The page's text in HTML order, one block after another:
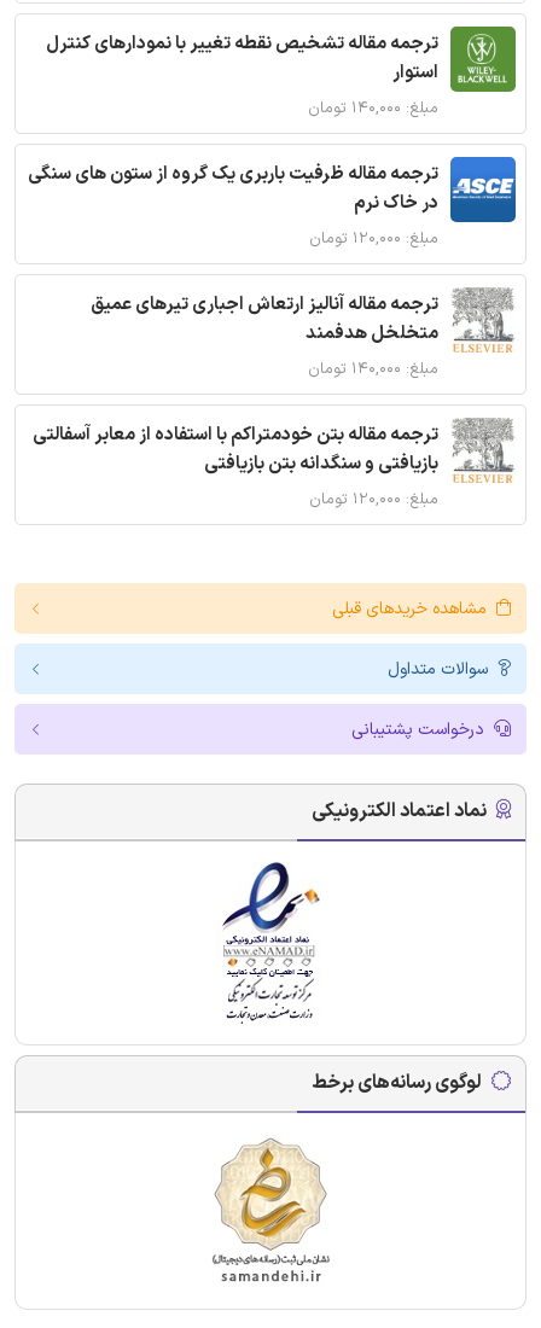
ترجمه مقاله تشخیص نقطه تغییر با نمودارهای کنترل
استوار
مبلغ: ۱۴۰,۰۰۰ تومان
ترجمه مقاله ظرفیت باربری یک گروه از ستون های سنگی
در خاک نرم
مبلغ: ۱۲۰,۰۰۰ تومان
ترجمه مقاله آنالیز ارتعاش اجباری تیرهای عمیق
متخلخل هدفمند
مبلغ: ۱۴۰,۰۰۰ تومان
ترجمه مقاله بتن خودمتراکم با استفاده از معابر آسفالتی
بازیافتی و سنگدانه بتن بازیافتی
مبلغ: ۱۲۰,۰۰۰ تومان
مشاهده خریدهای قبلی
سوالات متداول
درخواست پشتیبانی
نماد اعتماد الکترونیکی
لوگوی رسانه‌های برخط